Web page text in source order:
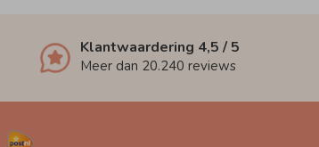
Klantwaardering 4,5 / 5
Meer dan 20.240 reviews